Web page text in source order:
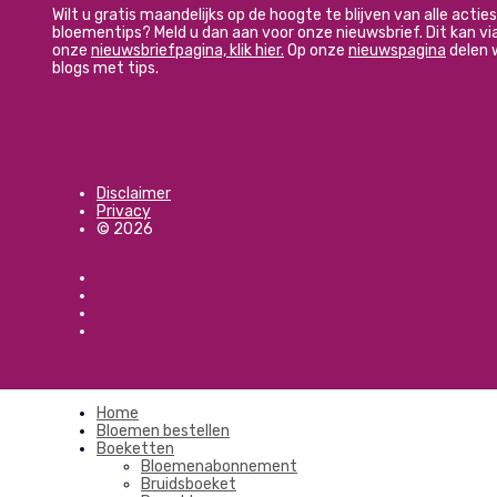
Wilt u gratis maandelijks op de hoogte te blijven van alle
bloementips? Meld u dan aan voor onze nieuwsbrief. Dit kan
onze nieuwsbriefpagina, klik hier. Op onze nieuwspagina delen
blogs met tips.
Disclaimer
Privacy
© 2026
Home
Bloemen bestellen
Boeketten
Bloemenabonnement
Bruidsboeket